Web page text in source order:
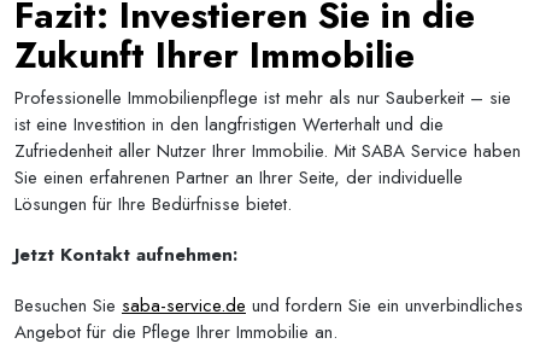
Fazit: Investieren Sie in die
Zukunft Ihrer Immobilie
Professionelle Immobilienpflege ist mehr als nur Sauberkeit – sie
ist eine Investition in den langfristigen Werterhalt und die
Zufriedenheit aller Nutzer Ihrer Immobilie. Mit SABA Service haben
Sie einen erfahrenen Partner an Ihrer Seite, der individuelle
Lösungen für Ihre Bedürfnisse bietet.
Jetzt Kontakt aufnehmen:
Besuchen Sie saba-service.de und fordern Sie ein unverbindliches
Angebot für die Pflege Ihrer Immobilie an.